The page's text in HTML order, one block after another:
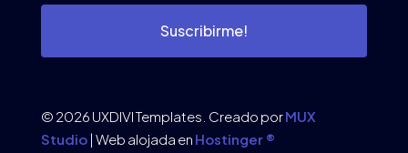
Suscribirme!
© 2026 UXDIVI Templates. Creado porMUX
Studio| Web alojada en Hostinger ®